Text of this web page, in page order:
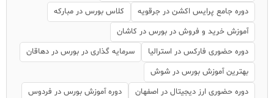
دوره جامع پرایس اکشن در جرقویه
کلاس بورس در مبارکه
آموزش خرید و فروش در بورس در کاشان
دوره حضوری فارکس در استرالیا
سرمایه گذاری در بورس در دهاقان
بهترین آموزش بورس در شوش
دوره حضوری ارز دیجیتال در اصفهان
دوره آموزش بورس در فردوس